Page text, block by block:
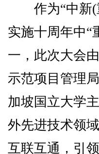
作为“中新(
实施十周年中“
一，此次大会
示范项目管理
加坡国立大学
外先进技术领
互联互通，引